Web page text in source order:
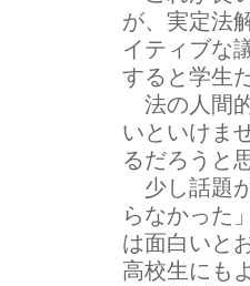
が、実定法
イティブな
すると学生
法の人間
いといけま
るだろうと
少し話題
らなかった
は面白いと
高校生にも